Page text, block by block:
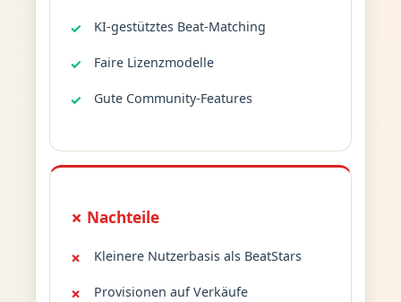
KI-gestütztes Beat-Matching
Faire Lizenzmodelle
Gute Community-Features
✗ Nachteile
Kleinere Nutzerbasis als BeatStars
Provisionen auf Verkäufe